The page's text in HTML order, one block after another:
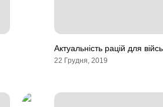
Актуальність рацій для
22 Грудня, 2019